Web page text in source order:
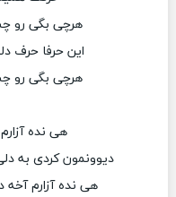
هرچی بگی رو
این حرفا حرف
هرچی بگی رو
هی نده
دیوونمون کردی به
هی نده آزارم آخه